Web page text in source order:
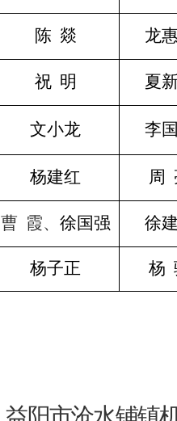
陈 燚 龙
祝 明 夏
文小龙 李
杨建红 周
曹 霞、 徐国强 徐
杨子正 杨